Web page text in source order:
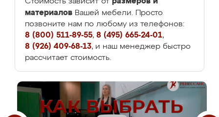
материалов Вашей мебели. Просто
позвоните нам по любому из телефонов:
8 (800) 511-89-55, 8 (495) 665-24-01,
8 (926) 409-68-13, и наш менеджер быстро
рассчитает стоимость.